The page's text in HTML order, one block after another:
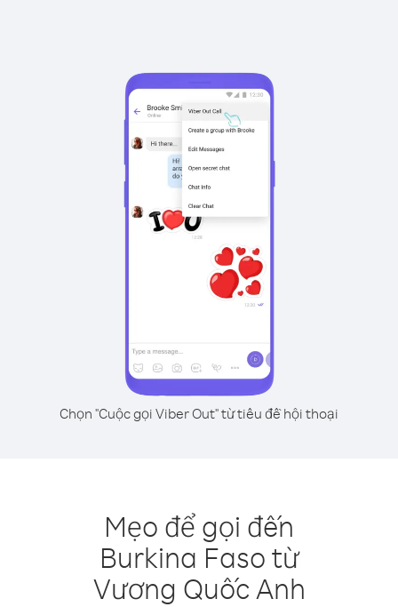
Chọn "Cuộc gọi Viber Out" từ tiêu đề hội thoại
Mẹo để gọi đến
Burkina Faso từ
Vương Quốc Anh